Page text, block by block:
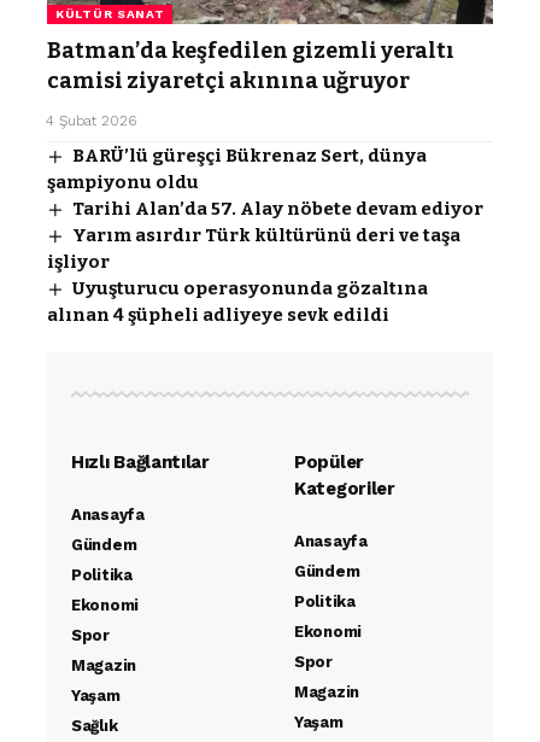
KÜLTÜR SANAT
Batman’da keşfedilen gizemli yeraltı
camisi ziyaretçi akınına uğruyor
4 Şubat 2026
BARÜ’lü güreşçi Bükrenaz Sert, dünya
şampiyonu oldu
Tarihi Alan’da 57. Alay nöbete devam ediyor
Yarım asırdır Türk kültürünü deri ve taşa
işliyor
Uyuşturucu operasyonunda gözaltına
alınan 4 şüpheli adliyeye sevk edildi
Hızlı Bağlantılar
Anasayfa
Gündem
Politika
Ekonomi
Spor
Magazin
Yaşam
Sağlık
Popüler
Kategoriler
Anasayfa
Gündem
Politika
Ekonomi
Spor
Magazin
Yaşam